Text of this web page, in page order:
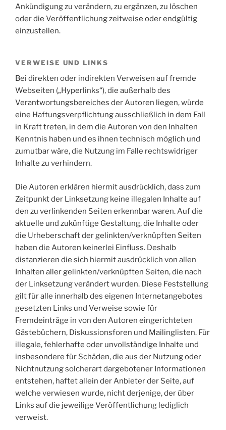
Ankündigung zu verändern, zu ergänzen, zu löschen
oder die Veröffentlichung zeitweise oder endgültig
einzustellen.
VERWEISE UND LINKS
Bei direkten oder indirekten Verweisen auf fremde
Webseiten („Hyperlinks“), die außerhalb des
Verantwortungsbereiches der Autoren liegen, würde
eine Haftungsverpflichtung ausschließlich in dem Fall
in Kraft treten, in dem die Autoren von den Inhalten
Kenntnis haben und es ihnen technisch möglich und
zumutbar wäre, die Nutzung im Falle rechtswidriger
Inhalte zu verhindern.
Die Autoren erklären hiermit ausdrücklich, dass zum
Zeitpunkt der Linksetzung keine illegalen Inhalte auf
den zu verlinkenden Seiten erkennbar waren. Auf die
aktuelle und zukünftige Gestaltung, die Inhalte oder
die Urheberschaft der gelinkten/verknüpften Seiten
haben die Autoren keinerlei Einfluss. Deshalb
distanzieren die sich hiermit ausdrücklich von allen
Inhalten aller gelinkten/verknüpften Seiten, die nach
der Linksetzung verändert wurden. Diese Feststellung
gilt für alle innerhalb des eigenen Internetangebotes
gesetzten Links und Verweise sowie für
Fremdeinträge in von den Autoren eingerichteten
Gästebüchern, Diskussionsforen und Mailinglisten. Für
illegale, fehlerhafte oder unvollständige Inhalte und
insbesondere für Schäden, die aus der Nutzung oder
Nichtnutzung solcherart dargebotener Informationen
entstehen, haftet allein der Anbieter der Seite, auf
welche verwiesen wurde, nicht derjenige, der über
Links auf die jeweilige Veröffentlichung lediglich
verweist.